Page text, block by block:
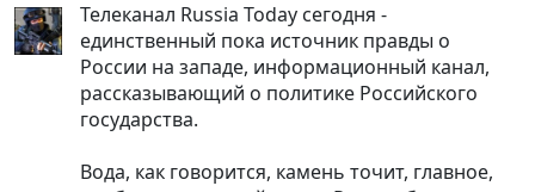
Телеканал Russia Today сегодня -
единственный пока источник правды о
России на западе, информационный канал,
рассказывающий о политике Российского
государства.
Вода, как говорится, камень точит, главное,